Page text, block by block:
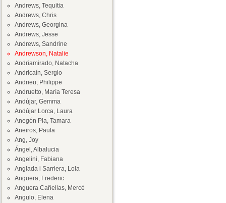
Andrews, Tequitia
Andrews, Chris
Andrews, Georgina
Andrews, Jesse
Andrews, Sandrine
Andrewson, Natalie
Andriamirado, Natacha
Andricaín, Sergio
Andrieu, Philippe
Andruetto, María Teresa
Andújar, Gemma
Andújar Lorca, Laura
Anegón Pla, Tamara
Aneiros, Paula
Ang, Joy
Ángel, Albalucia
Angelini, Fabiana
Anglada i Sarriera, Lola
Anguera, Frederic
Anguera Cañellas, Mercè
Angulo, Elena